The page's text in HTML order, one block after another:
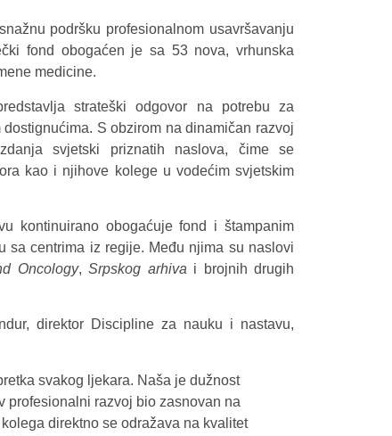
podršku profesionalnom usavršavanju
fond obogaćen je sa 53 nova, vrhunska
medicine.
strateški odgovor na potrebu za
S obzirom na dinamičan razvoj
svjetski priznatih naslova, čime se
kao i njihove kolege u vodećim svjetskim
kontinuirano obogaćuje fond i štampanim
sa centrima iz regije. Među njima su naslovi
Oncology,Srpskog arhiva i brojnih drugih
direktor Discipline za nauku i nastavu,
svakog ljekara. Naša je dužnost
profesionalni razvoj bio zasnovan na
direktno se odražava na kvalitet